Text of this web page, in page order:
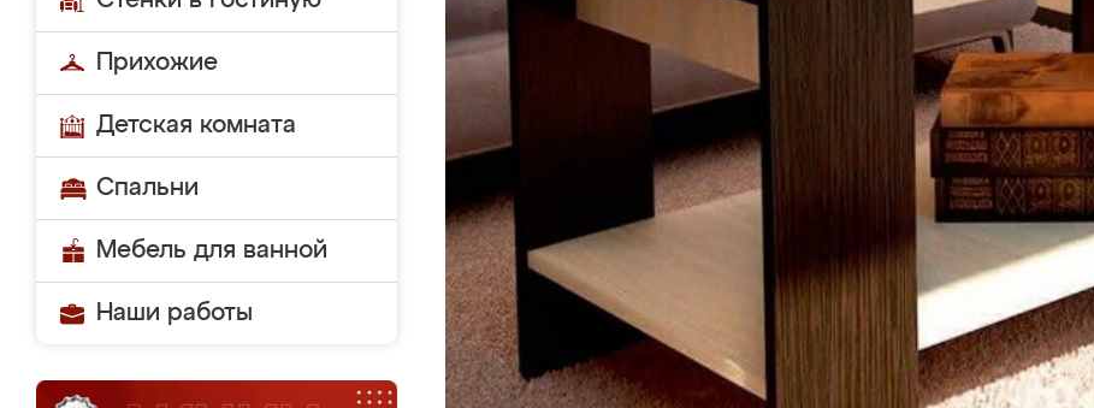
Прихожие
Детская комната
Спальни
Мебель для ванной
Наши работы